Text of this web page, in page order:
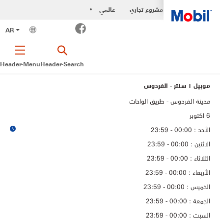
مشروع تجاري •
عالمي
AR
Facebook
Header-MenuHeader-Search
موبيل ١ سنتر - الفردوس
مدينة الفردوس - طريق الواحات
6 اكتوبر
الأحد : 00:00 - 23:59
الاثنين : 00:00 - 23:59
الثلاثاء : 00:00 - 23:59
الأربعاء : 00:00 - 23:59
الخميس : 00:00 - 23:59
الجمعة : 00:00 - 23:59
السبت : 00:00 - 23:59